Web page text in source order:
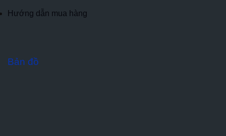
Hướng dẫn mua hàng
Bản đồ